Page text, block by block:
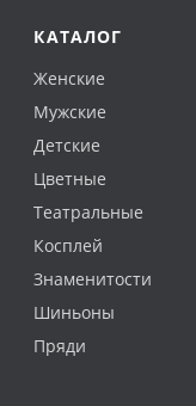
КАТАЛОГ
Женские
Мужские
Детские
Цветные
Театральные
Косплей
Знаменитости
Шиньоны
Пряди